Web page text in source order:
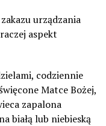
urządzania
aspekt
codziennie
Matce Bożej,
zapalona
białą lub niebieską